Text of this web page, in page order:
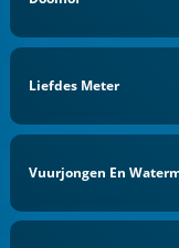
Liefdes Meter
Vuurjongen En